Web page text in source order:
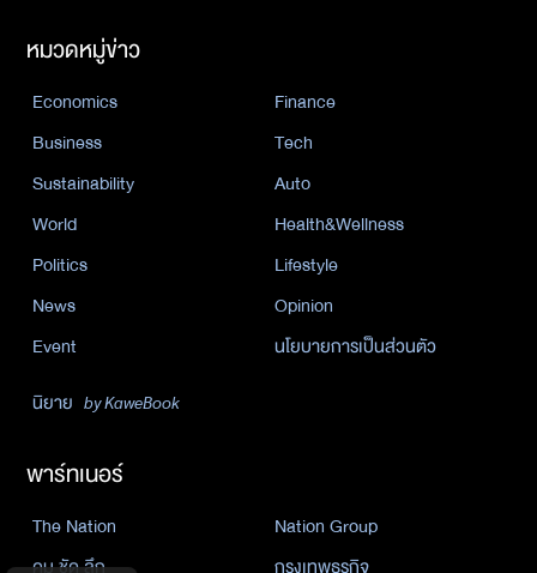
หมวดหมู่ข่าว
Economics
Finance
Business
Tech
Sustainability
Auto
World
Health&Wellness
Politics
Lifestyle
News
Opinion
Event
นโยบายการเป็นส่วนตัว
นิยาย by KaweBook
พาร์ทเนอร์
The Nation
Nation Group